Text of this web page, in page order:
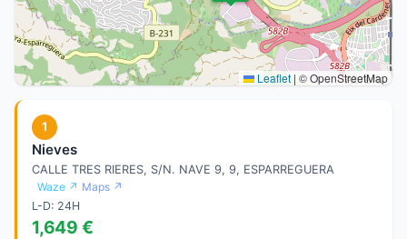
Leaflet | © OpenStreetMap
1
Nieves
CALLE TRES RIERES, S/N. NAVE 9, 9, ESPARREGUERA
Waze ↗ Maps ↗
L-D: 24H
1,649 €